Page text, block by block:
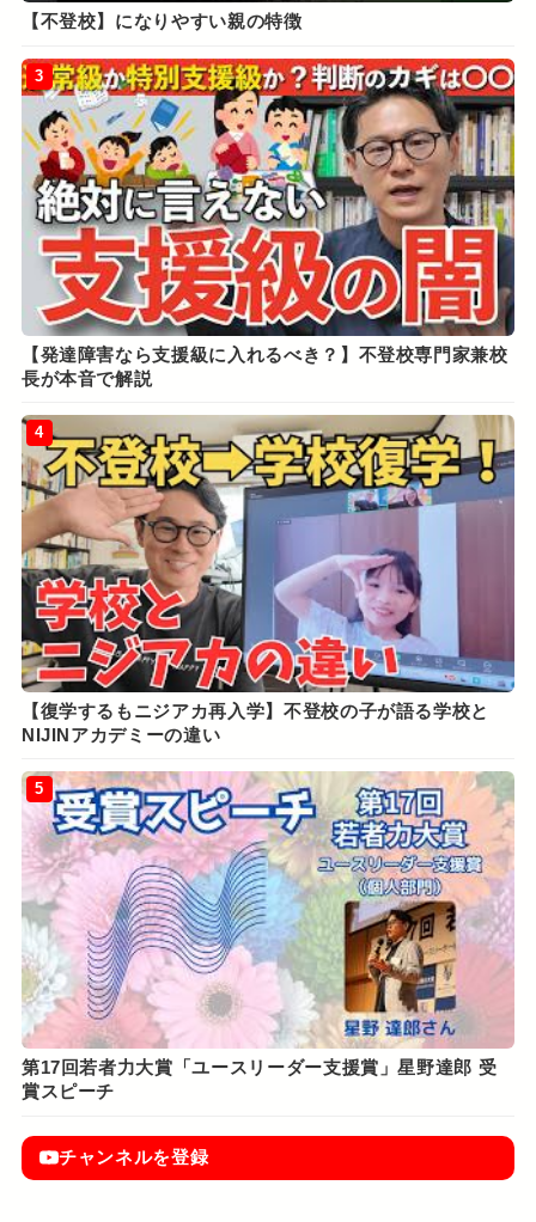
【不登校】になりやすい親の特徴
3
【発達障害なら支援級に入れるべき？】不登校専門家兼校
長が本音で解説
4
【復学するもニジアカ再入学】不登校の子が語る学校と
NIJINアカデミーの違い
5
第17回若者力大賞「ユースリーダー支援賞」星野達郎 受
賞スピーチ
チャンネルを登録